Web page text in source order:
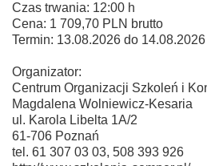
Czas trwania: 12:00 h
Cena: 1 709,70 PLN brutto
Termin: 13.08.2026 do 14.08.2026
Organizator:
Centrum Organizacji Szkoleń i
Magdalena Wolniewicz-Kesaria
ul. Karola Libelta 1A/2
61-706 Poznań
tel. 61 307 03 03, 508 393 926